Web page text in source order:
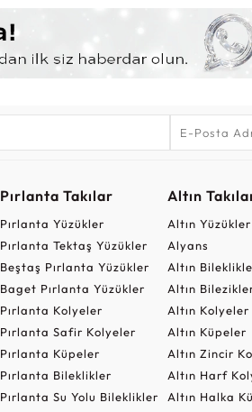
Pırlanta Takılar
Pırlanta Yüzükler
Pırlanta Tektaş Yüzükler
Beştaş Pırlanta Yüzükler
Baget Pırlanta Yüzükler
Pırlanta Kolyeler
Pırlanta Safir Kolyeler
Pırlanta Küpeler
Pırlanta Bileklikler
Pırlanta Su Yolu Bileklikler
Altın
Altın Yüzükler
Alyans
Altın
Altın
Altın Kolyeler
Altın Küpeler
Altın Zincir
Altın Harf
Altın Halka